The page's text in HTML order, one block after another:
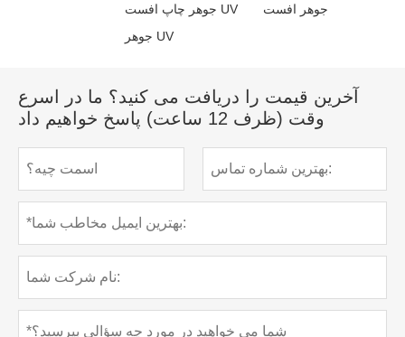
جوهر چاپ افست UV
جوهر افست
جوهر UV
آخرین قیمت را دریافت می کنید؟ ما در اسرع
وقت (ظرف 12 ساعت) پاسخ خواهیم داد